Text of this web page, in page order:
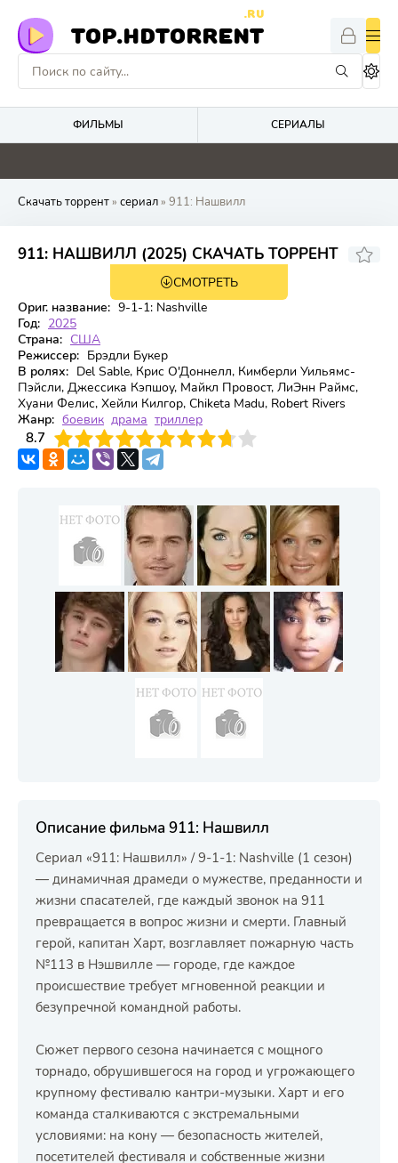
TOP.HDTORRENT
.RU
ФИЛЬМЫ СЕРИАЛЫ
4.6 0 0 5.3
Скачать торрент» сериал» 911: Нашвилл
911: НАШВИЛЛ (2025) СКАЧАТЬ ТОРРЕНТ
1 сезон 18 серия
6.652 5.4
СМОТРЕТЬ
Ориг. название: 9-1-1: Nashville
Год: 2025
Страна: США
Режиссер: Брэдли Букер
В ролях: Del Sable, Крис О'Доннелл, Кимберли Уильямс-
Пэйсли, Джессика Кэпшоу, Майкл Провост, ЛиЭнн Раймс,
Хуани Фелис, Хейли Килгор, Chiketa Madu, Robert Rivers
Жанр: боевик драма триллер
8.7
4 6 7 8 9 10
Описание фильма 911: Нашвилл
Сериал «911: Нашвилл» / 9-1-1: Nashville (1 сезон)
— динамичная драмеди о мужестве, преданности и
жизни спасателей, где каждый звонок на 911
превращается в вопрос жизни и смерти. Главный
герой, капитан Харт, возглавляет пожарную часть
№113 в Нэшвилле — городе, где каждое
происшествие требует мгновенной реакции и
безупречной командной работы.
Сюжет первого сезона начинается с мощного
торнадо, обрушившегося на город и угрожающего
крупному фестивалю кантри-музыки. Харт и его
команда сталкиваются с экстремальными
условиями: на кону — безопасность жителей,
посетителей фестиваля и собственные жизни